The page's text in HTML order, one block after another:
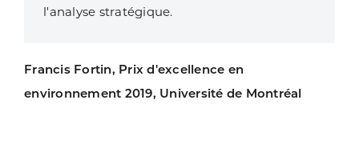
l'analyse stratégique.
Francis Fortin, Prix d'excellence en
environnement 2019, Université de Montréal